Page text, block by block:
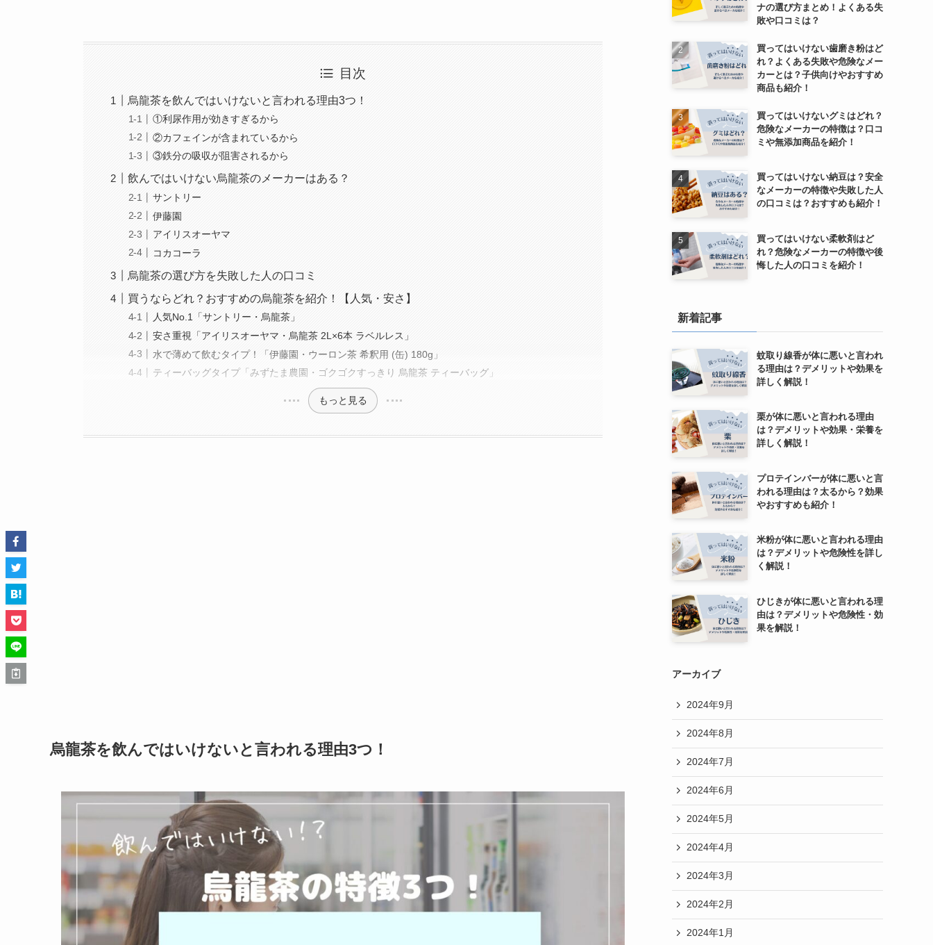
目次
烏龍茶を飲んではいけないと言われる理由3つ！
①利尿作用が効きすぎるから
②カフェインが含まれているから
③鉄分の吸収が阻害されるから
飲んではいけない烏龍茶のメーカーはある？
サントリー
伊藤園
アイリスオーヤマ
コカコーラ
烏龍茶の選び方を失敗した人の口コミ
買うならどれ？おすすめの烏龍茶を紹介！【人気・安さ】
人気No.1「サントリー・烏龍茶」
安さ重視「アイリスオーヤマ・烏龍茶 2L×6本 ラベルレス」
水で薄めて飲むタイプ！「伊藤園・ウーロン茶 希釈用 (缶) 180g」
ティーバッグタイプ「みずたま農園・ゴクゴクすっきり 烏龍茶 ティーバッグ」
もっと見る
烏龍茶を飲んではいけないと言われる理由3つ！
ナの選び方まとめ！よくある失
敗や口コミは？
買ってはいけない歯磨き粉はど
れ？よくある失敗や危険なメー
カーとは？子供向けやおすすめ
商品も紹介！
買ってはいけないグミはどれ？
危険なメーカーの特徴は？口コ
ミや無添加商品を紹介！
買ってはいけない納豆は？安全
なメーカーの特徴や失敗した人
の口コミは？おすすめも紹介！
買ってはいけない柔軟剤はど
れ？危険なメーカーの特徴や後
悔した人の口コミを紹介！
新着記事
蚊取り線香が体に悪いと言われ
る理由は？デメリットや効果を
詳しく解説！
栗が体に悪いと言われる理由
は？デメリットや効果・栄養を
詳しく解説！
プロテインバーが体に悪いと言
われる理由は？太るから？効果
やおすすめも紹介！
米粉が体に悪いと言われる理由
は？デメリットや危険性を詳し
く解説！
ひじきが体に悪いと言われる理
由は？デメリットや危険性・効
果を解説！
アーカイブ
2024年9月
2024年8月
2024年7月
2024年6月
2024年5月
2024年4月
2024年3月
2024年2月
2024年1月